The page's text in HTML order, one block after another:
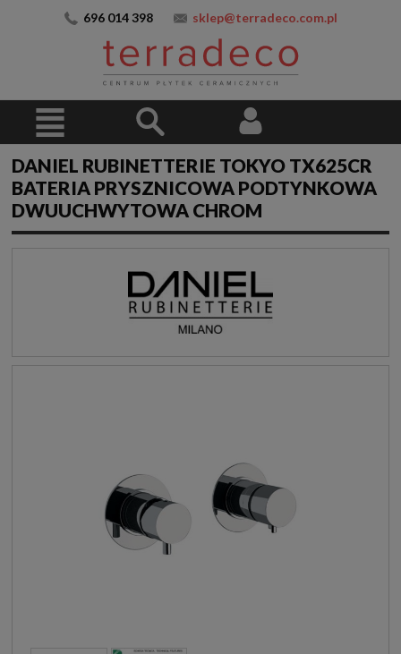
696 014 398 sklep@terradeco.com.pl
DANIEL RUBINETTERIE TOKYO TX625CR
BATERIA PRYSZNICOWA PODTYNKOWA
DWUUCHWYTOWA CHROM